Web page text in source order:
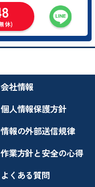
休)
会社情報
個人情報保護方針
情報の外部送信規律
作業方針と安全の心得
よくある質問